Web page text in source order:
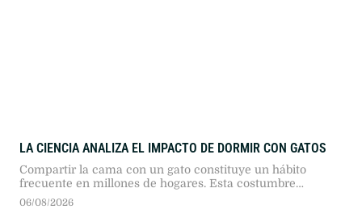
LA CIENCIA ANALIZA EL IMPACTO DE DORMIR CON GATOS
Compartir la cama con un gato constituye un hábito
frecuente en millones de hogares. Esta costumbre
despierta debates continuos entre los beneficios afectivos
06/08/2026